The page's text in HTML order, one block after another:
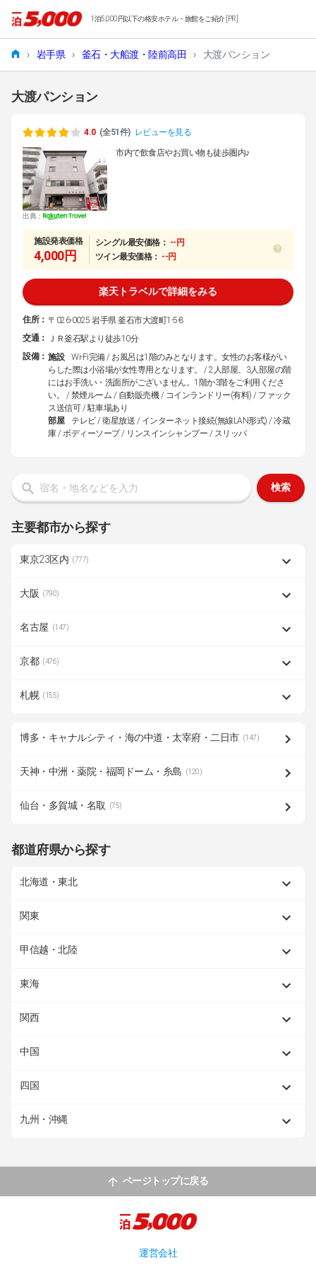
1泊5,000円以下の格安ホテル・旅館をご紹介 [PR]
› 岩手県 › 釜石・大船渡・陸前高田 › 大渡パンション
大渡パンション
4.0 (全51件) レビューを見る
出典：
市内で飲食店やお買い物も徒歩圏内♪
施設発表価格
4,000円
シングル最安価格： --円
ツイン最安価格： --円
楽天トラベルで詳細をみる
住所： 〒026-0025 岩手県 釜石市大渡町1-5-8
交通：
ＪＲ釜石駅より徒歩10分
設備： 施設
Wi-Fi完備 / お風呂は1階のみとなります。女性のお客様がい
らした際は小浴場が女性専用となります。 / 2人部屋、3人部屋の階
にはお手洗い・洗面所がございません。1階か3階をご利用くださ
い。 / 禁煙ルーム / 自動販売機 / コインランドリー(有料) / ファック
ス送信可 / 駐車場あり
部屋
テレビ / 衛星放送 / インターネット接続(無線LAN形式) / 冷蔵
庫 / ボディーソープ / リンスインシャンプー / スリッパ
検索
主要都市から探す
東京23区内 (777)
大阪 (790)
名古屋 (147)
京都 (476)
札幌 (155)
博多・キャナルシティ・海の中道・太宰府・二日市 (147)
天神・中洲・薬院・福岡ドーム・糸島 (120)
仙台・多賀城・名取 (75)
都道府県から探す
北海道・東北
関東
甲信越・北陸
東海
関西
中国
四国
九州・沖縄
ページトップに戻る
運営会社